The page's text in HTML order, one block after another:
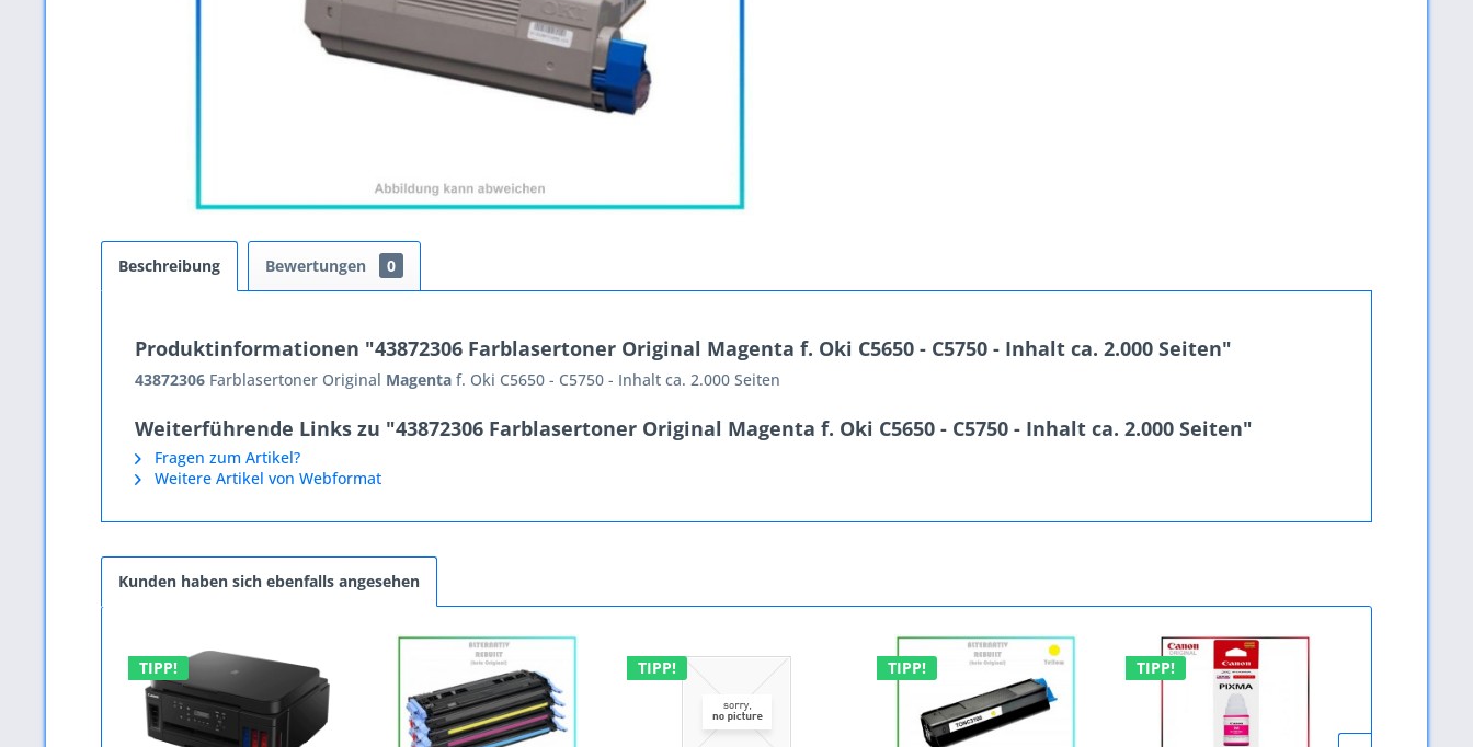
Beschreibung Bewertungen 0
Produktinformationen "43872306 Farblasertoner Original Magenta f. Oki C5650 - C5750 - Inhalt ca. 2.000 Seiten"
43872306 Farblasertoner Original Magenta f. Oki C5650 - C5750 - Inhalt ca. 2.000 Seiten
Weiterführende Links zu "43872306 Farblasertoner Original Magenta f. Oki C5650 - C5750 - Inhalt ca. 2.000 Seiten"
Fragen zum Artikel?
Weitere Artikel von Webformat
Kunden haben sich ebenfalls angesehen
TIPP! TIPP! TIPP! TIPP!